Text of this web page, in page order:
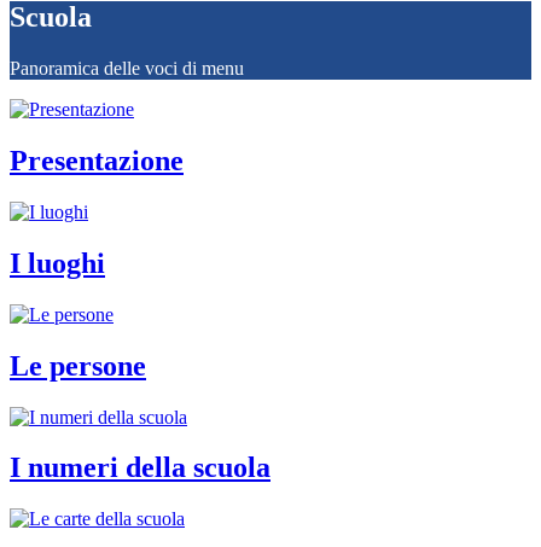
Scuola
Panoramica delle voci di menu
Presentazione
I luoghi
Le persone
I numeri della scuola